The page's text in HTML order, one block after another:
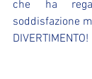
che ha
soddisfazione
DIVERTIMENTO!